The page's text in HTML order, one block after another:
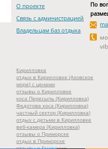
О проекте
Связь с администрацией
Владельцам баз отдыха
По
Кирилловка
отдых в Кирилловке (Азовское
море) с ценами
отзывы о Кирилловке
коса Пересыпь (Кирилловка)
Федотова коса (Кирилловка)
частный сектор (Кирилловка)
отдых с детьми в Кирилловке
веб-камера (Кирилловка)
отзывы о Приморске
отдых в Приморске